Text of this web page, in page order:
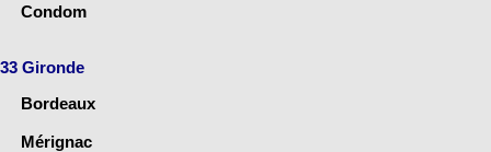
Condom
33 Gironde
Bordeaux
Mérignac